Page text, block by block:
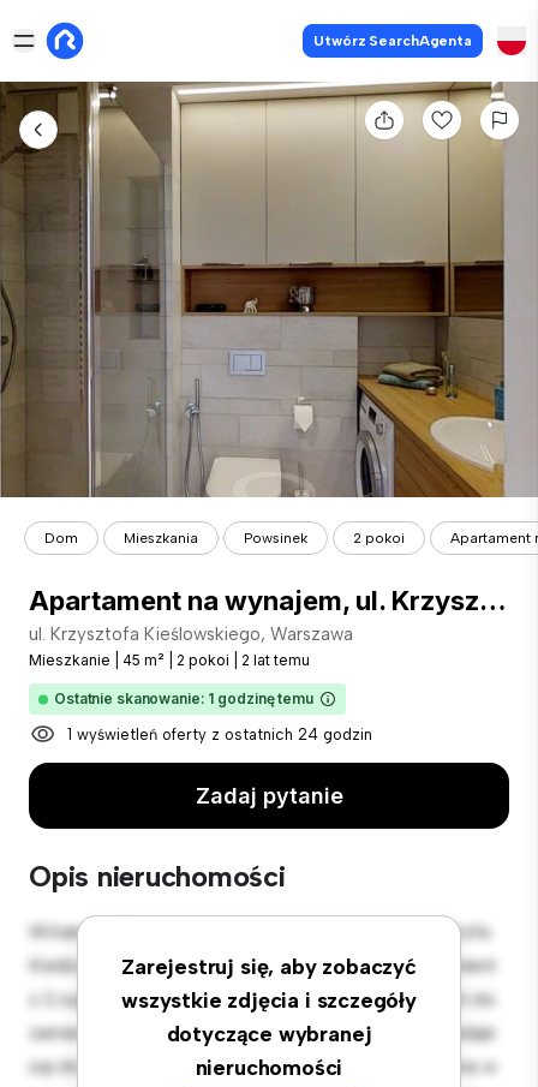
Utwórz SearchAgenta
Dom Mieszkania Powsinek 2 pokoi Apartament
Apartament na wynajem, ul. Krzysztofa Kieślowskiego, Warszawa Wilanów
ul. Krzysztofa Kieślowskiego, Warszawa
Mieszkanie 45 m² 2 pokoi 2 lat temu
Ostatnie skanowanie: 1 godzinę temu
1 wyświetleń oferty z ostatnich 24 godzin
Zadaj pytanie
Opis nieruchomości
Zarejestruj się, aby zobaczyć
wszystkie zdjęcia i szczegóły
dotyczące wybranej
nieruchomości
Witamy w Twojej nowej miejskiej oazie w ul. Krzysztofa
Kieślowskiego, Warszawa! Ten nowoczesny apartament
z 2 sypialniami oferuje stylową i przytulną przestrzeń do
zamieszkania. Otwarta koncepcja układu idealnie nadaje
się do rozrywki, a elegancka kuchnia jest wyposażona w